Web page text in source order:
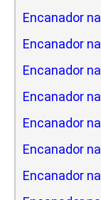
Encanador
Encanador
Encanador
Encanador
Encanador
Encanador
Encanador